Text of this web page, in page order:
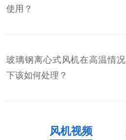
使用？
玻璃钢离心式风机在高温情况
下该如何处理？
风机视频